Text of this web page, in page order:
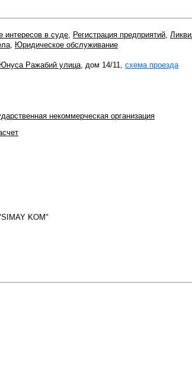
интересов в суде, Регистрация предприятий,
, Юридическое обслуживание
Юнуса Ражабий улица, дом 14/11, схема проезда
некоммерческая организация
KOM"